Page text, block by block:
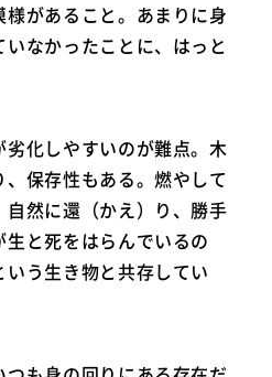
があること。あまりに身
なかったことに、はっと
劣化しやすいのが難点。木
保存性もある。燃やして
然に還（かえ）り、勝手
と死をはらんでいるの
う生き物と共存してい